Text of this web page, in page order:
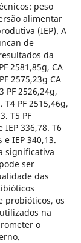
peso
alimentar
(IEP). A
de
da
2581,85g, CA
2575,23g CA
PF 2526,24g,
T4 PF 2515,46g,
T5 PF
IEP 336,78. T6
e IEP 340,13.
significativa
ser
das
probióticos, os
na
o